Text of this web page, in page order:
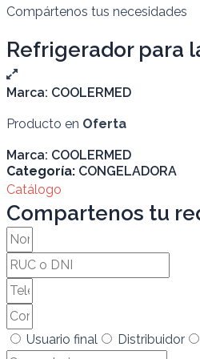
Compártenos tus necesidades
Refrigerador para
Marca: COOLERMED
Producto en Oferta
Marca: COOLERMED
Categoría: CONGELADORA
Catálogo
Compartenos tu
Usuario final Distribuidor